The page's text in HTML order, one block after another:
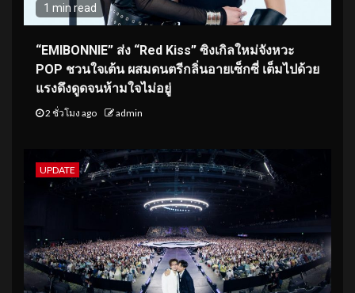
1 min read
“EMIBONNIE” ส่ง “Red Kiss” ซิงเกิลใหม่จังหวะ
POP ชวนใจเต้น ผสมดนตรีกลิ่นอายเซ็กซี่ เต็มไปด้วย
แรงดึงดูดจนห้ามใจไม่อยู่
2 ชั่วโมง ago admin
UPDATE